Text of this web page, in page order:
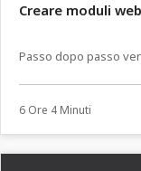
Creare moduli
Passo dopo passo
6 Ore 4 Minuti